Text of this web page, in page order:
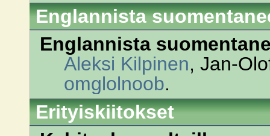
Englannista
Englannista
Aleksi Kilpinen, Jan-
omglolnoob.
Erityiskiitokset